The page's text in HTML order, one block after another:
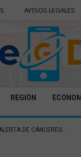
AVISOS LEGALES
REGIÓN
DE CÁNCERES...